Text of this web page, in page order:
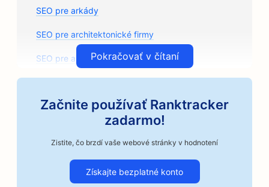
SEO pre arkády
SEO pre architektonické firmy
SEO pre autoservisy
SEO pre umelecké triedy
SEO pre služby kaucií
Pokračovať v čítaní
Začnite používať Ranktracker
zadarmo!
Zistite, čo brzdí vaše webové stránky v hodnotení
Získajte bezplatné konto